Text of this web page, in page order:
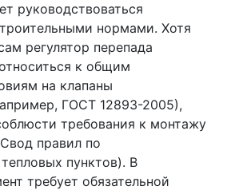
руководствоваться
нормами. Хотя
регулятор перепада
к общим
на клапаны
ГОСТ 12893-2005),
требования к монтажу
правил по
пунктов). В
требует обязательной